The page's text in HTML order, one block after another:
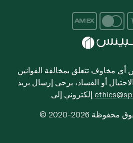
أي مخاوف تتعلق بمخالفة القوانين
أو الفساد، يرجى إرسال بريد
الحقوق محفوظة